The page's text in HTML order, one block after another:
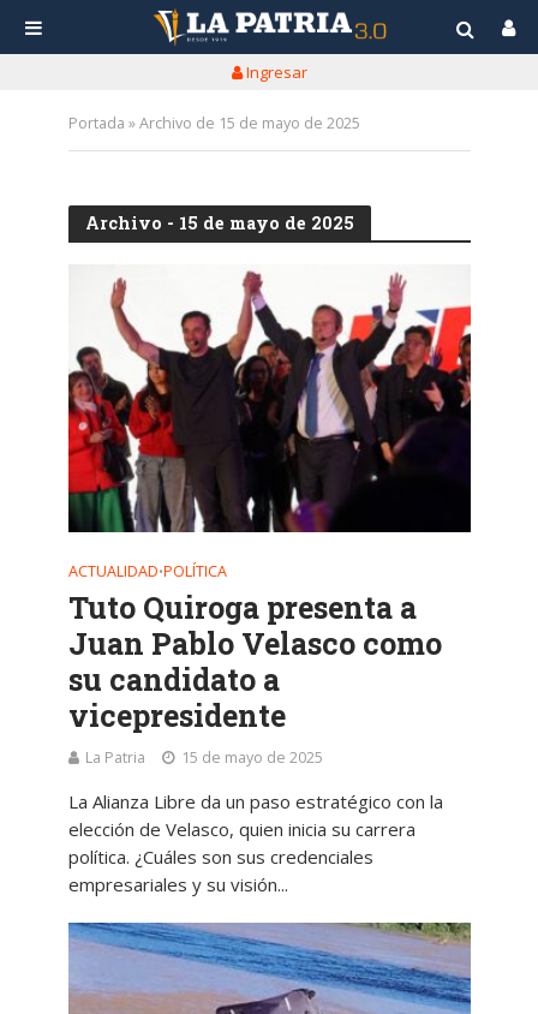
Ingresar
Portada »Archivo de 15 de mayo de 2025
Archivo - 15 de mayo de 2025
ACTUALIDAD•POLÍTICA
Tuto Quiroga presenta a
Juan Pablo Velasco como
su candidato a
vicepresidente
La Patria 15 de mayo de 2025
La Alianza Libre da un paso estratégico con la
elección de Velasco, quien inicia su carrera
política. ¿Cuáles son sus credenciales
empresariales y su visión...